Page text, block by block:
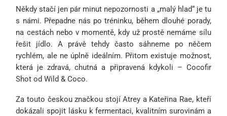
Někdy stačí jen pár minut nepozornosti a „malý hlad“ je tu
s námi. Přepadne nás po tréninku, během dlouhé porady,
na cestách nebo v momentě, kdy už prostě nemáme sílu
řešit jídlo. A právě tehdy často sáhneme po něčem
rychlém, ale ne úplně ideálním. Přitom existuje možnost,
která je zdravá, chutná a připravená kdykoli – Cocofir
Shot od Wild & Coco.
Za touto českou značkou stojí Atrey a Kateřina Rae, kteří
dokázali spojit lásku k fermentaci, kvalitním surovinám a